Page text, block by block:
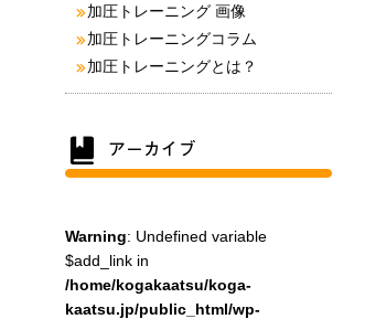
加圧トレーニング 画像
加圧トレーニングコラム
加圧トレーニングとは？
Warning: Undefined variable
$add_link in
/home/kogakaatsu/koga-
kaatsu.jp/public_html/wp-